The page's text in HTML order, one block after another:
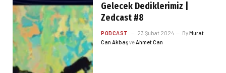
Gelecek Dediklerimiz |
Zedcast #8
PODCAST 23 Şubat 2024 ByMurat
Can AkbaşveAhmet Can